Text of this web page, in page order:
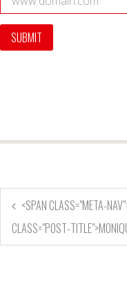
<SPAN CLASS="META-
CLASS="POST-